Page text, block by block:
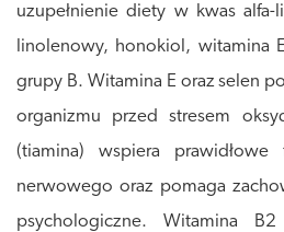
uzupełnienie diety w kwas
linolenowy, honokiol, witamina
grupy B. Witamina E oraz selen
organizmu przed stresem
(tiamina) wspiera prawidłowe
nerwowego oraz pomaga
psychologiczne. Witamina